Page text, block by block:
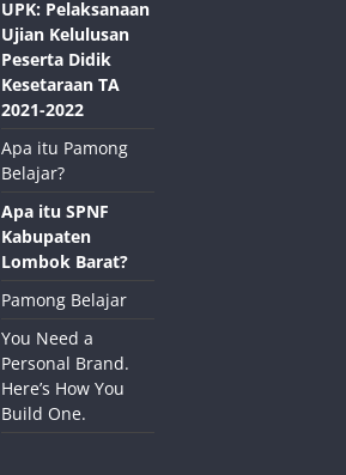
UPK: Pelaksanaan
Ujian Kelulusan
Peserta Didik
Kesetaraan TA
2021-2022
Apa itu Pamong
Belajar?
Apa itu SPNF
Kabupaten
Lombok Barat?
Pamong Belajar
You Need a
Personal Brand.
Here’s How You
Build One.